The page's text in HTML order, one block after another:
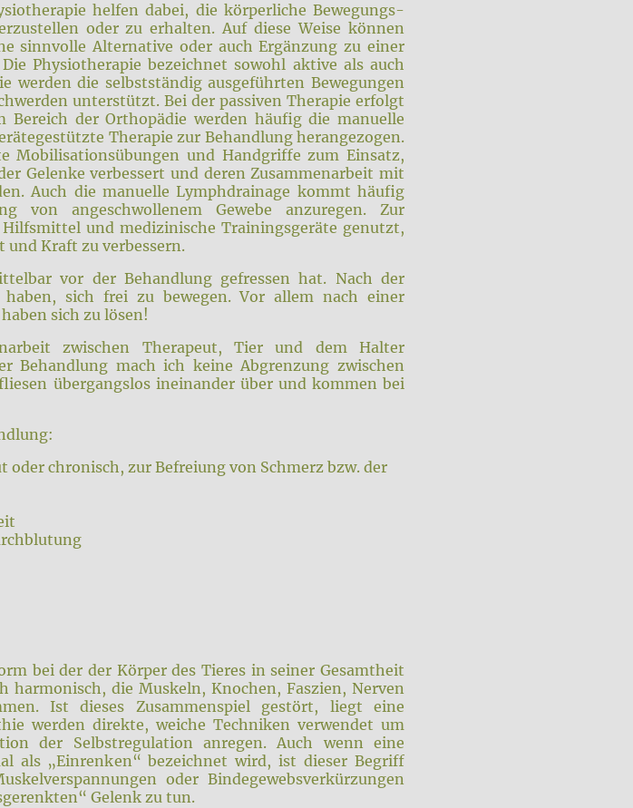
helfen dabei, die körperliche Bewegungs-
oder zu erhalten. Auf diese Weise können
sinnvolle Alternative oder auch Ergänzung zu einer
Physiotherapie bezeichnet sowohl aktive als auch
werden die selbstständig ausgeführten Bewegungen
unterstützt. Bei der passiven Therapie erfolgt
Bereich der Orthopädie werden häufig die manuelle
Therapie zur Behandlung herangezogen.
Mobilisationsübungen und Handgriffe zum Einsatz,
Gelenke verbessert und deren Zusammenarbeit mit
Auch die manuelle Lymphdrainage kommt häufig
von angeschwollenem Gewebe anzuregen. Zur
und medizinische Trainingsgeräte genutzt,
und Kraft zu verbessern.
vor der Behandlung gefressen hat. Nach der
haben, sich frei zu bewegen. Vor allem nach einer
sich zu lösen!
zwischen Therapeut, Tier und dem Halter
Behandlung mach ich keine Abgrenzung zwischen
übergangslos ineinander über und kommen bei
chronisch, zur Befreiung von Schmerz bzw. der
bei der der Körper des Tieres in seiner Gesamtheit
harmonisch, die Muskeln, Knochen, Faszien, Nerven
Ist dieses Zusammenspiel gestört, liegt eine
werden direkte, weiche Techniken verwendet um
der Selbstregulation anregen. Auch wenn eine
als „Einrenken“ bezeichnet wird, ist dieser Begriff
oder Bindegewebsverkürzungen
Gelenk zu tun.